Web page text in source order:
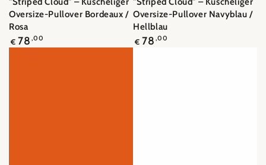
Oversize-Pullover Bordeaux /
Rosa
Regulärer
Preis
€ 78 ,00
Oversize-Pullover Navyblau /
Hellblau
Regulärer
€ 78 ,00